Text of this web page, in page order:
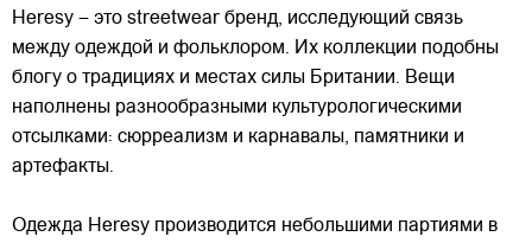
Heresy – это streetwear бренд, исследующий связь
между одеждой и фольклором. Их коллекции подобны
блогу о традициях и местах силы Британии. Вещи
наполнены разнообразными культурологическими
отсылками: сюрреализм и карнавалы, памятники и
артефакты.
Одежда Heresy производится небольшими партиями в